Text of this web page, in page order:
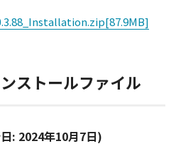
[87.9MB]
ストールファイル
: 2024年10月7日)